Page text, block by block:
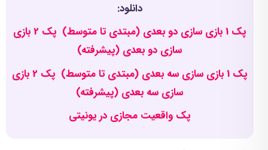
دانلود:
پک 1 بازی سازی دو بعدی (مبتدی تا متوسط)
پک 2 بازی
سازی دو بعدی (پیشرفته)
پک 1 بازی سازی سه بعدی (مبتدی تا متوسط)
پک 2 بازی
سازی سه بعدی (پیشرفته)
پک واقعیت مجازی در یونیتی